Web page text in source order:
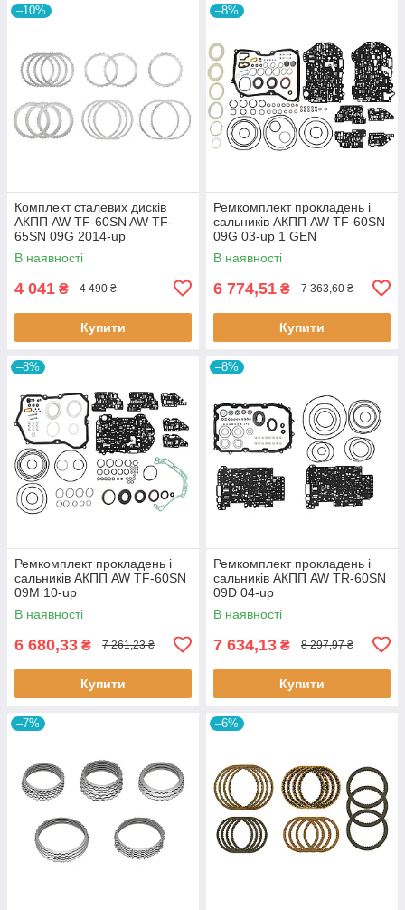
–10%
Комплект сталевих дисків
АКПП AW TF-60SN AW TF-
65SN 09G 2014-up
В наявності
4 041 ₴ 4 490 ₴
Купити
–8%
Ремкомплект прокладень і
сальників АКПП AW TF-60SN
09G 03-up 1 GEN
В наявності
6 774,51 ₴ 7 363,60 ₴
Купити
–8%
Ремкомплект прокладень і
сальників АКПП AW TF-60SN
09M 10-up
В наявності
6 680,33 ₴ 7 261,23 ₴
Купити
–8%
Ремкомплект прокладень і
сальників АКПП AW TR-60SN
09D 04-up
В наявності
7 634,13 ₴ 8 297,97 ₴
Купити
–7% –6%